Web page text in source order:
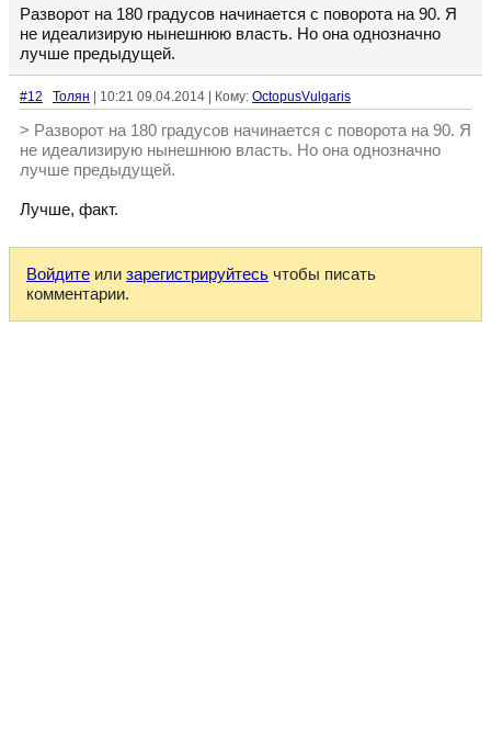
Разворот на 180 градусов начинается с поворота на 90. Я
не идеализирую нынешнюю власть. Но она однозначно
лучше предыдущей.
#12 Толян | 10:21 09.04.2014 | Кому: OctopusVulgaris
> Разворот на 180 градусов начинается с поворота на 90. Я
не идеализирую нынешнюю власть. Но она однозначно
лучше предыдущей.
Лучше, факт.
Войдите или зарегистрируйтесь чтобы писать
комментарии.